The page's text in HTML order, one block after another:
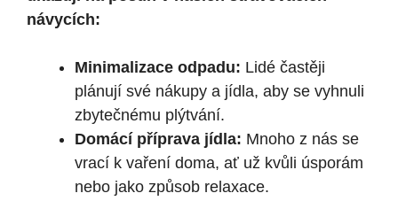
návycích:
Minimalizace odpadu: Lidé častěji
plánují své nákupy a jídla, aby se vyhnuli
zbytečnému plýtvání.
Domácí příprava jídla: Mnoho z nás se
vrací k vaření doma, ať už kvůli úsporám
nebo jako způsob relaxace.